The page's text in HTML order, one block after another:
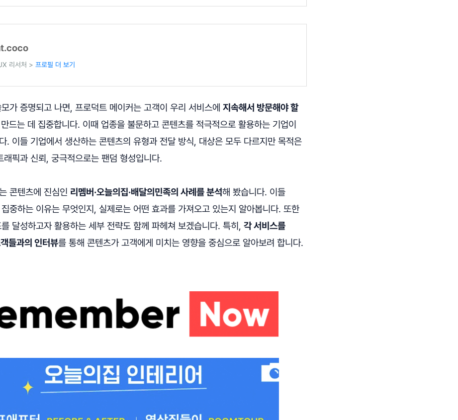
리서처 > 프로필 더 보기
가 증명되고 나면, 프로덕트 메이커는 고객이 우리 서비스에 지속해서 방문해야 할
드는 데 집중합니다. 이때 업종을 불문하고 콘텐츠를 적극적으로 활용하는 기업이
. 이들 기업에서 생산하는 콘텐츠의 유형과 전달 방식, 대상은 모두 다르지만 목적은
래픽과 신뢰, 궁극적으로는 팬덤 형성입니다.
콘텐츠에 진심인 리멤버·오늘의집·배달의민족의 사례를 분석해 봤습니다. 이들
중하는 이유는 무엇인지, 실제로는 어떤 효과를 가져오고 있는지 알아봅니다. 또한
달성하고자 활용하는 세부 전략도 함께 파헤쳐 보겠습니다. 특히, 각 서비스를
들과의 인터뷰를 통해 콘텐츠가 고객에게 미치는 영향을 중심으로 알아보려 합니다.